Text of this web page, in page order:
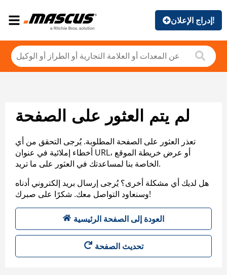
إدراج الإعلان!
لم يتم العثور على الصفحة
تعذر العثور على الصفحة المطلوبة. يُرجى التحقق من أي
أخطاء إملائية في عنوان URL، أو عرض خريطة الموقع
الخاصة بنا لمساعدتك في العثور على ما تريد.
هل لديك أي مشكلة أخرى؟ يُرجى إرسال بريد إلكتروني أدناه
وسنعاود التواصل معك. شكرًا على صبرك!
العودة إلى الصفحة الرئيسية
تحديث الصفحة